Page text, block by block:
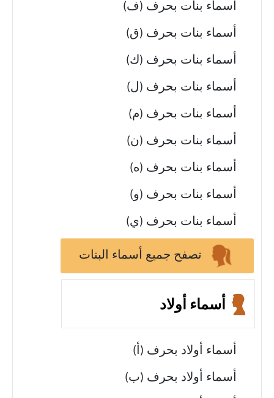
أسماء بنات بحرف (ف)
أسماء بنات بحرف (ق)
أسماء بنات بحرف (ك)
أسماء بنات بحرف (ل)
أسماء بنات بحرف (م)
أسماء بنات بحرف (ن)
أسماء بنات بحرف (ه)
أسماء بنات بحرف (و)
أسماء بنات بحرف (ي)
تصفح جميع أسماء البنات
أسماء أولاد
أسماء أولاد بحرف (أ)
أسماء أولاد بحرف (ب)